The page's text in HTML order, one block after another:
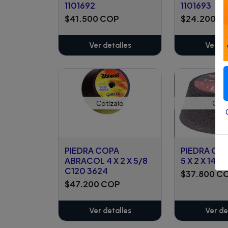
1101692
$41.500 COP
Ver detalles
1101693
$24.200
Ver
Cotízalo
PIEDRA COPA
ABRACOL 4 X 2 X 5/8
C120 3624
$47.200 COP
Ver detalles
PIEDRA
5 X 2 X
$37.800
Ver